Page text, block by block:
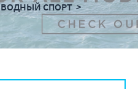
ВОДНЫЙ СПОРТ